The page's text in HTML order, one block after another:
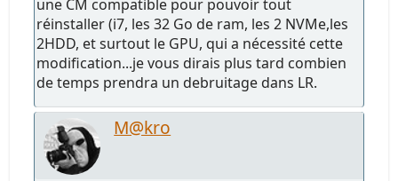
une CM compatible pour pouvoir tout
réinstaller (i7, les 32 Go de ram, les 2 NVMe,les
2HDD, et surtout le GPU, qui a nécessité cette
modification...je vous dirais plus tard combien
de temps prendra un debruitage dans LR.
M@kro